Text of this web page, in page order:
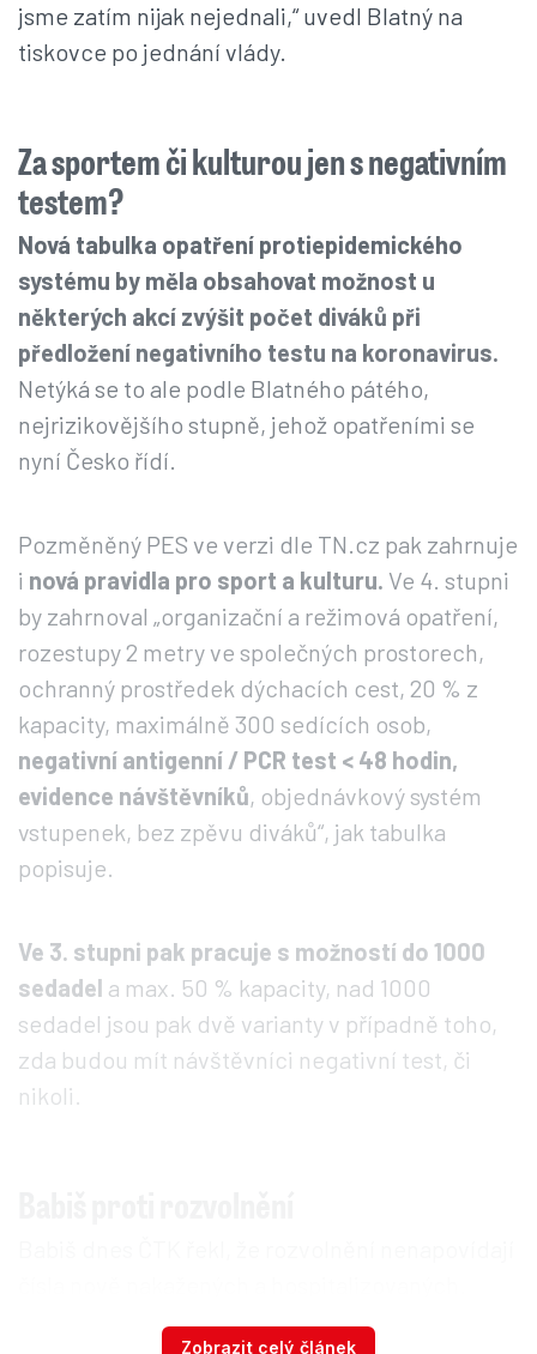
jsme zatím nijak nejednali,“ uvedl Blatný na
tiskovce po jednání vlády.
Za sportem či kulturou jen s negativním
testem?
Nová tabulka opatření protiepidemického
systému by měla obsahovat možnost u
některých akcí zvýšit počet diváků při
předložení negativního testu na koronavirus.
Netýká se to ale podle Blatného pátého,
nejrizikovějšího stupně, jehož opatřeními se
nyní Česko řídí.
Pozměněný PES ve verzi dle TN.cz pak zahrnuje
i nová pravidla pro sport a kulturu. Ve 4. stupni
by zahrnoval „organizační a režimová opatření,
rozestupy 2 metry ve společných prostorech,
ochranný prostředek dýchacích cest, 20 % z
kapacity, maximálně 300 sedících osob,
negativní antigenní / PCR test < 48 hodin,
evidence návštěvníků, objednávkový systém
vstupenek, bez zpěvu diváků“, jak tabulka
popisuje.
Ve 3. stupni pak pracuje s možností do 1000
sedadel a max. 50 % kapacity, nad 1000
sedadel jsou pak dvě varianty v případně toho,
zda budou mít návštěvníci negativní test, či
nikoli.
Sněmovna bude na žádost vlády o prodloužení
Zobrazit celý článek